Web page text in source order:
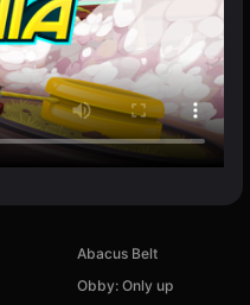
Abacus Belt
Obby: Only up